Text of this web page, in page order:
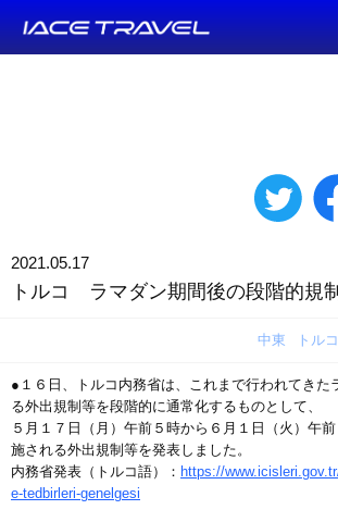
2021.05.17
トルコ ラマダン期間後の段階的規
中東 トルコ
●１６日、トルコ内務省は、これまで行われてきた
る外出規制等を段階的に通常化するものとして、
５月１７日（月）午前５時から６月１日（火）午
施される外出規制等を発表しました。
内務省発表（トルコ語）： https://
e-tedbirleri-genelgesi